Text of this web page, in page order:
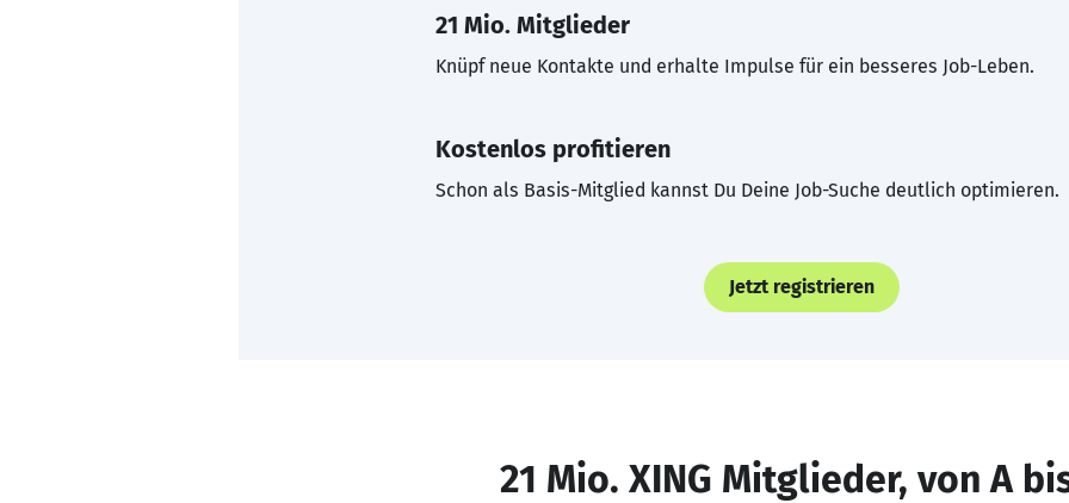
21 Mio. Mitglieder
Knüpf neue Kontakte und erhalte Impulse für ein besseres Job-Leben.
Kostenlos profitieren
Schon als Basis-Mitglied kannst Du Deine Job-Suche deutlich optimieren.
Jetzt registrieren
21 Mio. XING Mitglieder, von A